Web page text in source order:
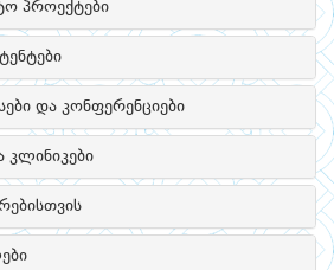
პროექტები
და კონფერენციები